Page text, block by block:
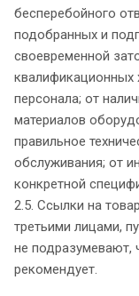
бесперебойного
подобранных и
своевременной
квалификационных
персонала; от
материалов
правильное
обслуживания; от
конкретной
2.5. Ссылки на
третьими лицами,
не подразумевают,
рекомендует.